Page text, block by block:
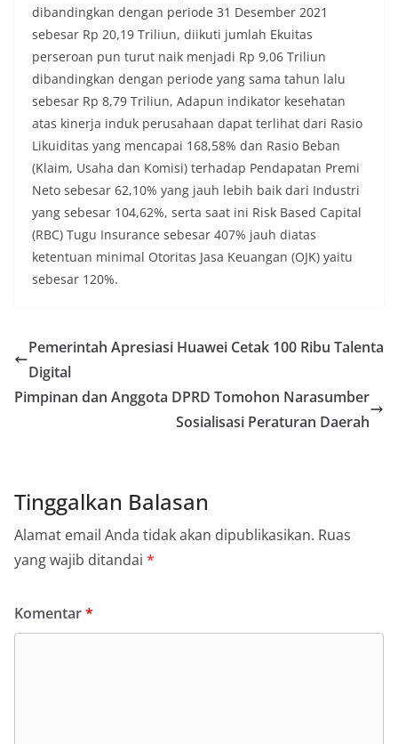
dibandingkan dengan periode 31 Desember 2021
sebesar Rp 20,19 Triliun, diikuti jumlah Ekuitas
perseroan pun turut naik menjadi Rp 9,06 Triliun
dibandingkan dengan periode yang sama tahun lalu
sebesar Rp 8,79 Triliun, Adapun indikator kesehatan
atas kinerja induk perusahaan dapat terlihat dari Rasio
Likuiditas yang mencapai 168,58% dan Rasio Beban
(Klaim, Usaha dan Komisi) terhadap Pendapatan Premi
Neto sebesar 62,10% yang jauh lebih baik dari Industri
yang sebesar 104,62%, serta saat ini Risk Based Capital
(RBC) Tugu Insurance sebesar 407% jauh diatas
ketentuan minimal Otoritas Jasa Keuangan (OJK) yaitu
sebesar 120%.
Pemerintah Apresiasi Huawei Cetak 100 Ribu Talenta
Digital
Pimpinan dan Anggota DPRD Tomohon Narasumber
Sosialisasi Peraturan Daerah
Tinggalkan Balasan
Alamat email Anda tidak akan dipublikasikan. Ruas
yang wajib ditandai *
Komentar*